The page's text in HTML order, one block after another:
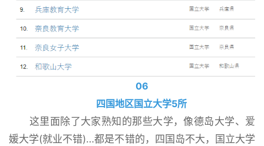
06
四国地区国立大学5所
这里面除了大家熟知的那些大学，像德岛大学、爱
媛大学(就业不错)…都是不错的，四国岛不大，国立大学